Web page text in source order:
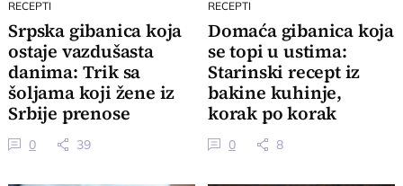
RECEPTI
Srpska gibanica koja
ostaje vazdušasta
danima: Trik sa
šoljama koji žene iz
Srbije prenose
generacijama
0 39
RECEPTI
Domaća gibanica koja
se topi u ustima:
Starinski recept iz
bakine kuhinje,
korak po korak
0 8